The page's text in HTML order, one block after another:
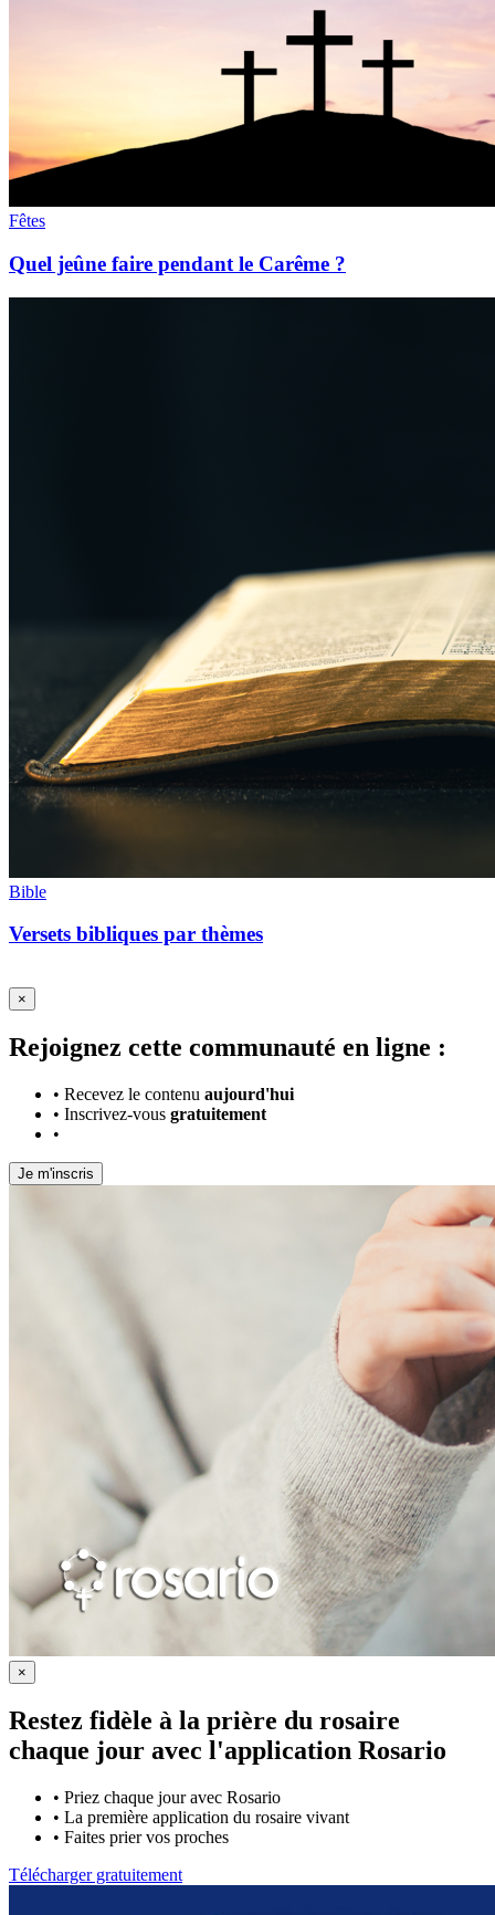
Fêtes
Quel jeûne faire pendant le Carême ?
Bible
Versets bibliques par thèmes
×
Rejoignez cette communauté en ligne :
• Recevez le contenu aujourd'hui
• Inscrivez-vous gratuitement
•
Je m'inscris
×
Restez fidèle à la prière du rosaire
chaque jour avec l'application Rosario
• Priez chaque jour avec Rosario
• La première application du rosaire vivant
• Faites prier vos proches
Télécharger gratuitement